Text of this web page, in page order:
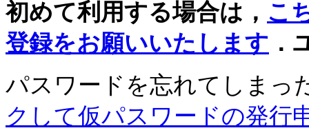
初めて利用する場合は， こ
登録をお願いいたします ．
パスワードを忘れてしまっ
クして仮パスワードの発行